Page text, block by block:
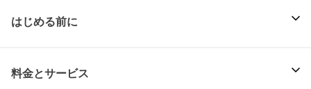
はじめる前に
料金とサービス